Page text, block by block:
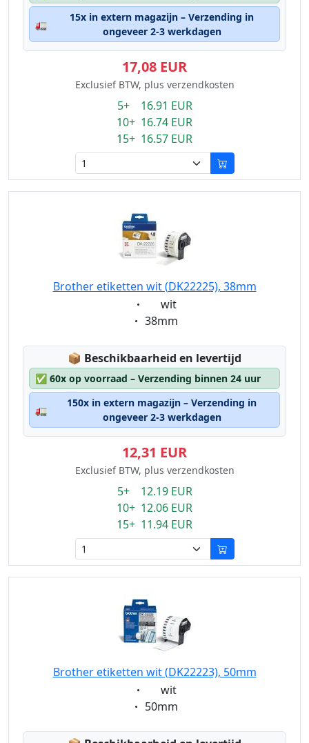
🚛
15x in extern magazijn – Verzending in
ongeveer 2-3 werkdagen
17,08 EUR
Exclusief BTW, plus verzendkosten
5+ 16.91 EUR
10+ 16.74 EUR
15+ 16.57 EUR
Brother etiketten wit (DK22225), 38mm
Eigenschaft:
wit
Eigenschaft:
38mm
📦 Lagerstatus:
Beschikbaarheid en levertijd
✅ 60x op voorraad – Verzending binnen 24 uur
🚛
150x in extern magazijn – Verzending in
ongeveer 2-3 werkdagen
12,31 EUR
Exclusief BTW, plus verzendkosten
5+ 12.19 EUR
10+ 12.06 EUR
15+ 11.94 EUR
Brother etiketten wit (DK22223), 50mm
Eigenschaft:
wit
Eigenschaft:
50mm